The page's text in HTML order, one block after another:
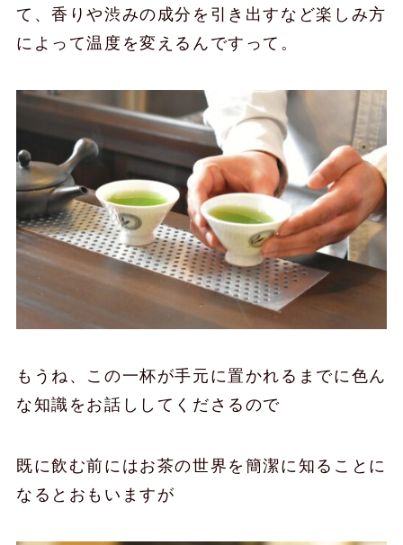
て、香りや渋みの成分を引き出すなど楽しみ方
によって温度を変えるんですって。
もうね、この一杯が手元に置かれるまでに色ん
な知識をお話ししてくださるので
既に飲む前にはお茶の世界を簡潔に知ることに
なるとおもいますが